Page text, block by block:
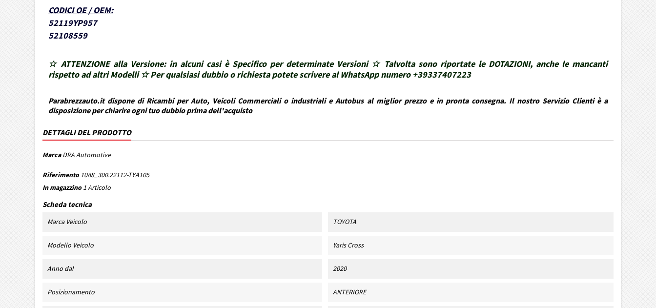
CODICI OE / OEM:
52119YP957
52108559
☆ ATTENZIONE alla Versione: in alcuni casi è Specifico per determinate Versioni ☆ Talvolta sono riportate le DOTAZIONI, anche le mancanti
rispetto ad altri Modelli ☆ Per qualsiasi dubbio o richiesta potete scrivere al WhatsApp numero +39337407223
Parabrezzauto.it dispone di Ricambi per Auto, Veicoli Commerciali o industriali e Autobus al miglior prezzo e in pronta consegna. Il nostro Servizio Clienti è a
disposizione per chiarire ogni tuo dubbio prima dell'acquisto
DETTAGLI DEL PRODOTTO
Marca DRA Automotive
Riferimento 1088_300.22112-TYA105
In magazzino 1 Articolo
Scheda tecnica
Marca Veicolo TOYOTA
Modello Veicolo Yaris Cross
Anno dal 2020
Posizionamento ANTERIORE